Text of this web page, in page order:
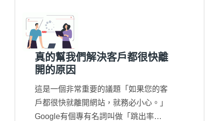
真的幫我們解決客戶都很快離
開的原因
這是一個非常重要的議題「如果您的客
戶都很快就離開網站，就務必小心。」
Google有個專有名詞叫做「跳出率